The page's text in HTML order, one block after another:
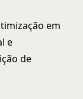
em
e
de